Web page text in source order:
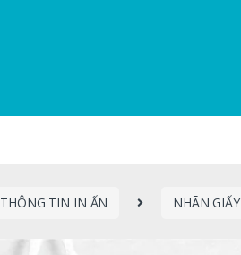
THÔNG TIN IN ẤN NHÃN GIẤY